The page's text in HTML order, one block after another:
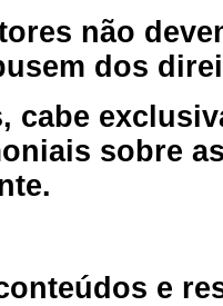
não
dos
cabe
sobre
e